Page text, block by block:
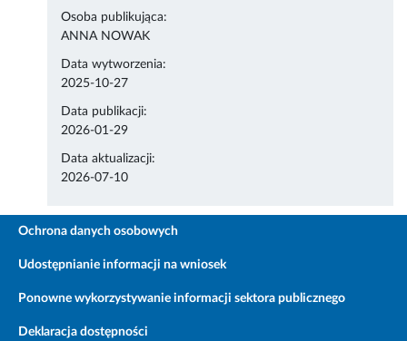
Osoba publikująca:
ANNA NOWAK
Data wytworzenia:
2025-10-27
Data publikacji:
2026-01-29
Data aktualizacji:
2026-07-10
Ochrona danych osobowych
Udostępnianie informacji na wniosek
Ponowne wykorzystywanie informacji sektora publicznego
Deklaracja dostępności